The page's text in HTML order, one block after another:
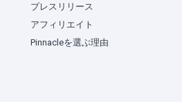
プレスリリース
アフィリエイト
Pinnacleを選ぶ理由